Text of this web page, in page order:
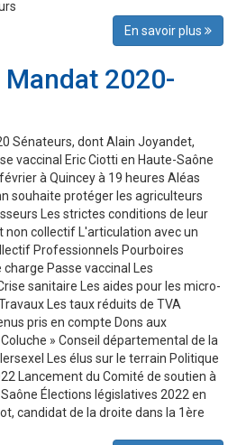
En savoir plus
Mandat 2020-
Sénateurs, dont Alain Joyandet,
vaccinal Eric Ciotti en Haute-Saône
à Quincey à 19 heures Aléas
souhaite protéger les agriculteurs
Les strictes conditions de leur
collectif L'articulation avec un
Professionnels Pourboires
Passe vaccinal Les
sanitaire Les aides pour les micro-
Les taux réduits de TVA
pris en compte Dons aux
» Conseil départemental de la
Les élus sur le terrain Politique
Lancement du Comité de soutien à
Élections législatives 2022 en
candidat de la droite dans la 1ère